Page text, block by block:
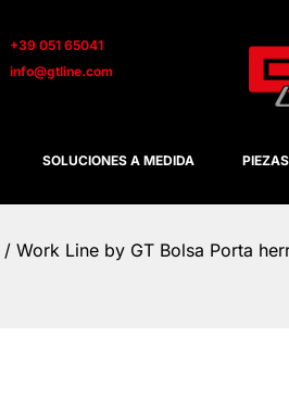
+39 051 65041
info@gtline.com
SOLUCIONES A MEDIDA
/ Work Line by GT Bolsa Porta